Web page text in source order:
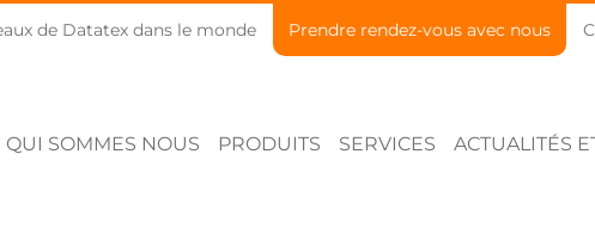
de Datatex dans le monde Prendre rendez-vous avec nous
QUI SOMMES NOUS PRODUITS SERVICES ACTUALITÉS